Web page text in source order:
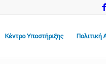
Κέντρο Υποστήριξης Πολιτική